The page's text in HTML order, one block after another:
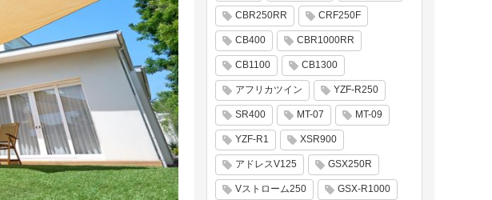
CBR250RR CRF250F
CB400 CBR1000RR
CB1100 CB1300
アフリカツイン YZF-R250
SR400 MT-07 MT-09
YZF-R1 XSR900
アドレスV125 GSX250R
Vストローム250 GSX-R1000